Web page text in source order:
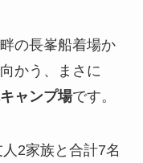
の長峯船着場か
かう、まさに
ャンプ場です。
2家族と合計7名